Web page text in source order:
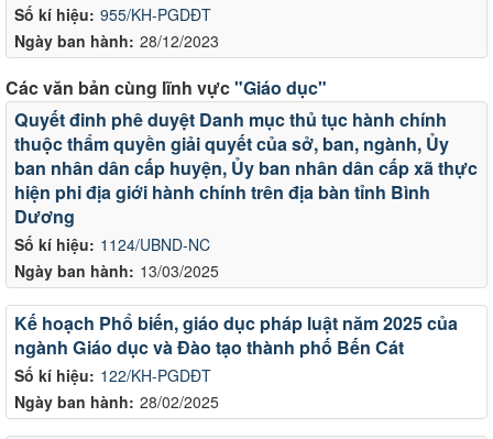
Số kí hiệu: 955/KH-PGDĐT
Ngày ban hành: 28/12/2023
Các văn bản cùng lĩnh vực"Giáo dục"
Số kí hiệu: 1124/UBND-NC
Ngày ban hành: 13/03/2025
Quyết đinh phê duyệt Danh mục thủ tục hành chính
thuộc thẩm quyền giải quyết của sở, ban, ngành, Ủy
ban nhân dân cấp huyện, Ủy ban nhân dân cấp xã thực
hiện phi địa giới hành chính trên địa bàn tỉnh Bình
Dương
Số kí hiệu: 122/KH-PGDĐT
Ngày ban hành: 28/02/2025
Kế hoạch Phổ biến, giáo dục pháp luật năm 2025 của
ngành Giáo dục và Đào tạo thành phố Bến Cát